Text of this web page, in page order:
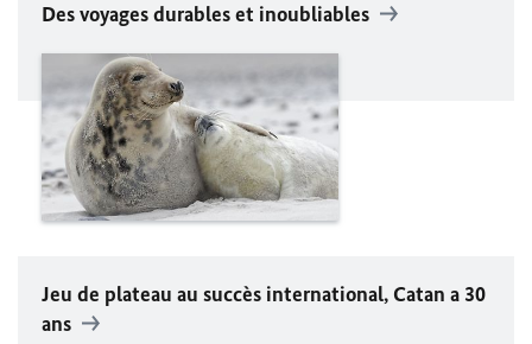
Des voyages durables et inoubliables
Jeu de plateau au succès international, Catan a 30
ans